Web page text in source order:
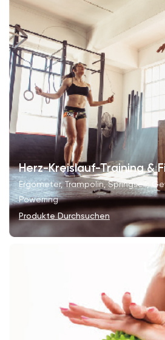
Herz-Kreislauf-Training &
Ergometer, Trampolin, Springseil;
Powerring
Produkte Durchsuchen